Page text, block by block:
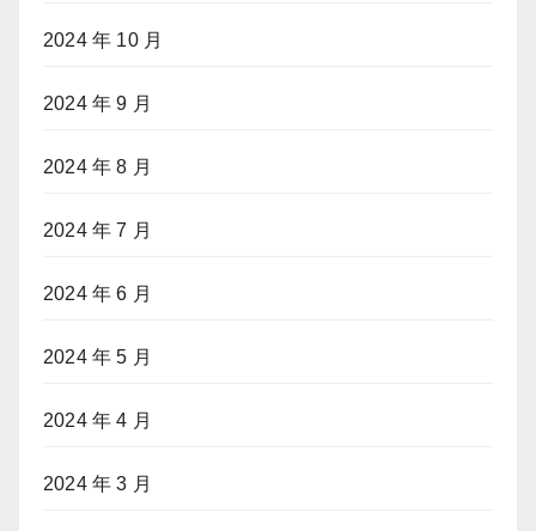
2024 年 10 月
2024 年 9 月
2024 年 8 月
2024 年 7 月
2024 年 6 月
2024 年 5 月
2024 年 4 月
2024 年 3 月